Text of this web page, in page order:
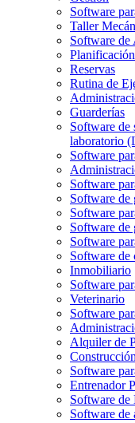
Software
Taller
Software de
Reservas
Rutina de
Guarderías
Software de
laboratorio
Software
Software
Software de
Software
Software de
Software
Software de
Inmobiliario
Software
Veterinario
Software
Alquiler de
Construcción
Software
Entrenador
Software de
Software de